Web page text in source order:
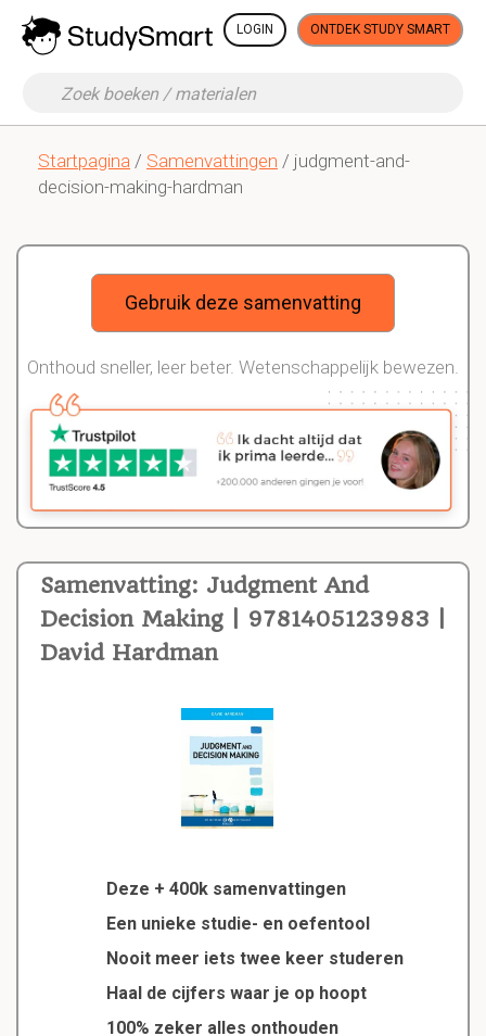
LOGIN ONTDEK STUDY SMART
Startpagina / Samenvattingen / judgment-and-
decision-making-hardman
Samenvatting: Judgment And
Decision Making | 9781405123983 |
David Hardman
Deze + 400k samenvattingen
Een unieke studie- en oefentool
Nooit meer iets twee keer studeren
Haal de cijfers waar je op hoopt
100% zeker alles onthouden
Gebruik deze samenvatting
Onthoud sneller, leer beter. Wetenschappelijk bewezen.